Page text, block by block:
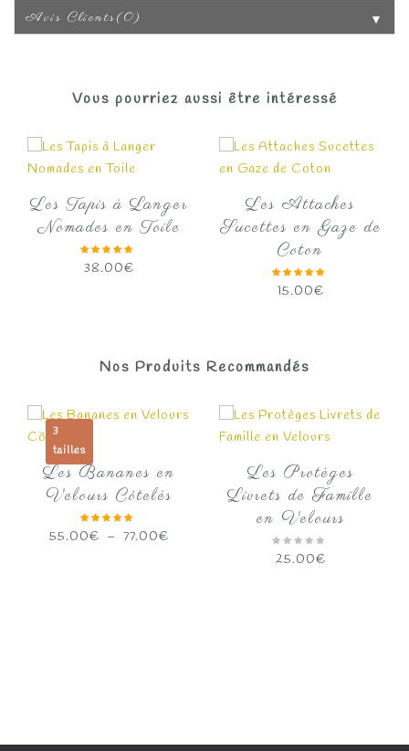
Avis Clients(0) ▼
Vous pourriez aussi être intéressé
Les Tapis à Langer
Nomades en Toile
38.00€
Les Attaches
Sucettes en Gaze de
Coton
15.00€
Nos Produits Recommandés
3
tailles
Les Bananes en
Velours Côtelés
55.00€ – 77.00€Plage
Les Protèges
Livrets de Famille
en Velours
25.00€